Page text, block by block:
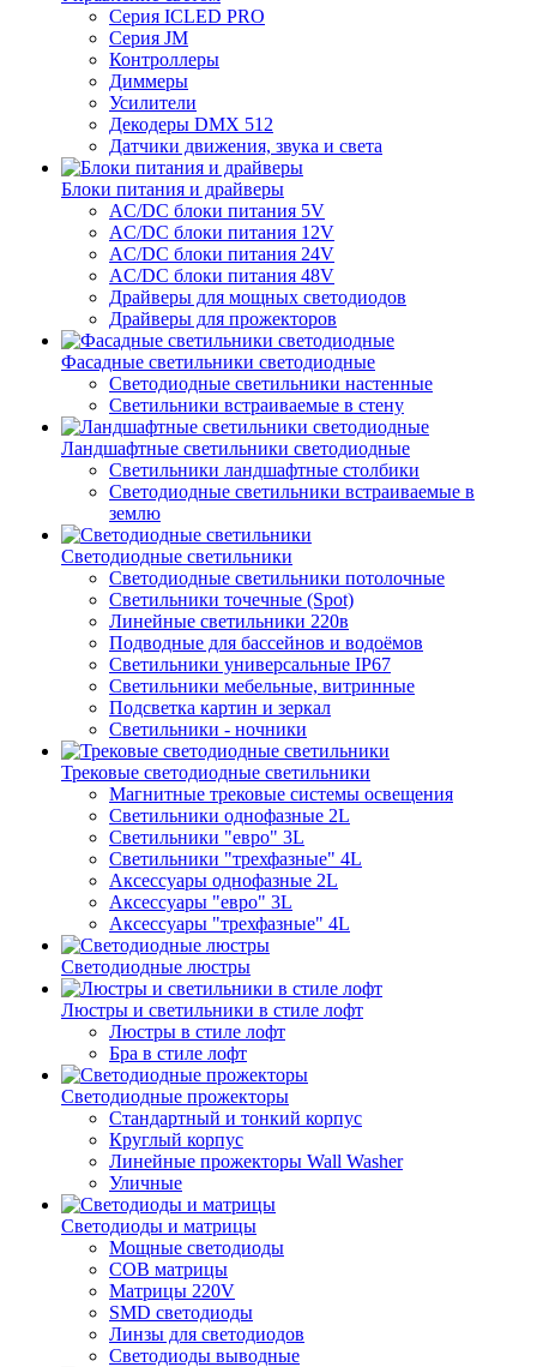
Серия ICLED PRO
Серия JM
Контроллеры
Диммеры
Усилители
Декодеры DMX 512
Датчики движения, звука и света
Блоки питания и драйверы
AC/DC блоки питания 5V
AC/DC блоки питания 12V
AC/DC блоки питания 24V
AC/DC блоки питания 48V
Драйверы для мощных светодиодов
Драйверы для прожекторов
Фасадные светильники светодиодные
Светодиодные светильники настенные
Светильники встраиваемые в стену
Ландшафтные светильники светодиодные
Светильники ландшафтные столбики
Светодиодные светильники встраиваемые в
землю
Светодиодные светильники
Светодиодные светильники потолочные
Светильники точечные (Spot)
Линейные светильники 220в
Подводные для бассейнов и водоёмов
Светильники универсальные IP67
Светильники мебельные, витринные
Подсветка картин и зеркал
Светильники - ночники
Трековые светодиодные светильники
Магнитные трековые системы освещения
Светильники однофазные 2L
Светильники "евро" 3L
Светильники "трехфазные" 4L
Аксессуары однофазные 2L
Аксессуары "евро" 3L
Аксессуары "трехфазные" 4L
Светодиодные люстры
Люстры и светильники в стиле лофт
Люстры в стиле лофт
Бра в стиле лофт
Светодиодные прожекторы
Стандартный и тонкий корпус
Круглый корпус
Линейные прожекторы Wall Washer
Уличные
Светодиоды и матрицы
Мощные светодиоды
COB матрицы
Матрицы 220V
SMD светодиоды
Линзы для светодиодов
Светодиоды выводные